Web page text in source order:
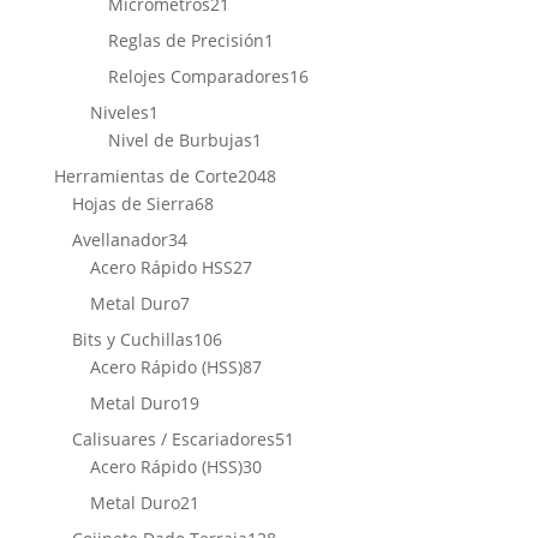
productos
Reglas de Precisión1
producto
Relojes Comparadores1616
Niveles1
producto
Nivel de Burbujas1
producto
Herramientas de Corte20482048
Hojas de Sierra6868
Avellanador3434
productos
Acero Rápido HSS2727
Metal Duro77
productos
Bits y Cuchillas106106
productos
Acero Rápido (HSS)8787
Metal Duro1919
productos
Calisuares / Escariadores51
Acero Rápido (HSS)3030
Metal Duro21
productos